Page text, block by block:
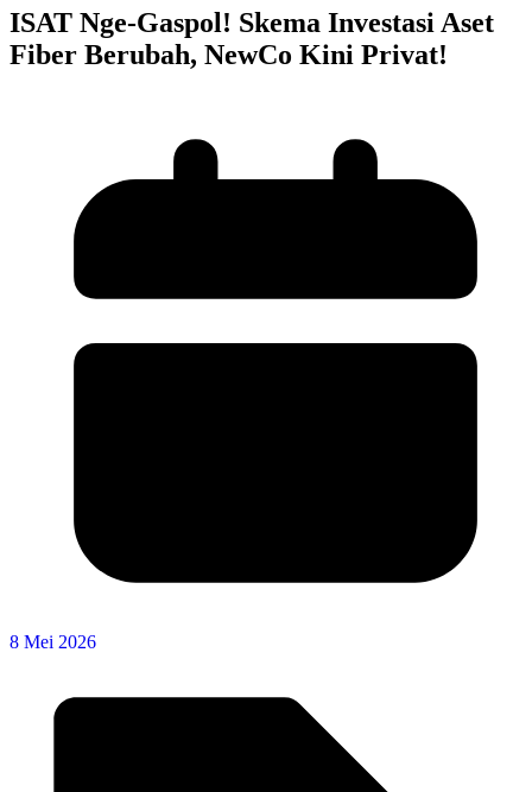
ISAT Nge-Gaspol! Skema Investasi Aset
Fiber Berubah, NewCo Kini Privat!
8 Mei 2026